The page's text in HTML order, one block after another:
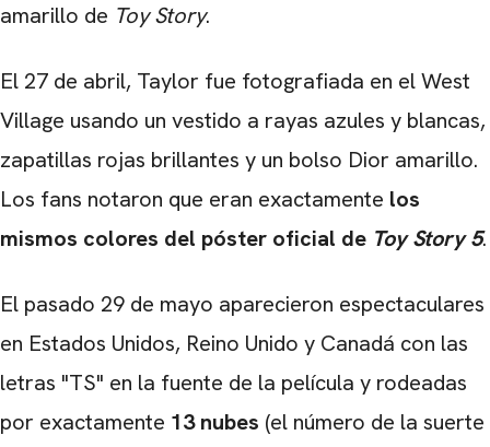
amarillo de Toy Story.
El 27 de abril, Taylor fue fotografiada en el West
Village usando un vestido a rayas azules y blancas,
zapatillas rojas brillantes y un bolso Dior amarillo.
Los fans notaron que eran exactamente los
mismos colores del póster oficial de Toy Story 5.
El pasado 29 de mayo aparecieron espectaculares
en Estados Unidos, Reino Unido y Canadá con las
letras "TS" en la fuente de la película y rodeadas
por exactamente 13 nubes (el número de la suerte